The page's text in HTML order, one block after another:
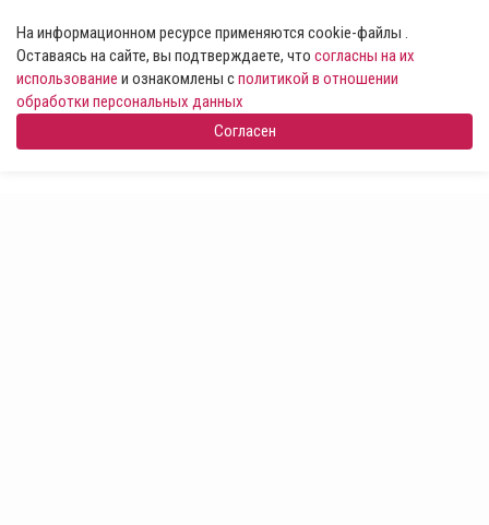
На информационном ресурсе применяются cookie-файлы .
Оставаясь на сайте, вы подтверждаете, что согласны на их
использование и ознакомлены сполитикой в отношении
обработки персональных данных
Согласен